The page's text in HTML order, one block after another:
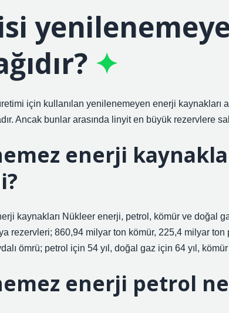
için kullanılan yenilenemeyen enerji kaynakları
Ancak bunlar arasında linyit en büyük rezervlere
enerji
kaynakları Nükleer enerji, petrol, kömür ve doğal
rezervleri; 860,94 milyar ton kömür, 225,4 milyar ton
ömrü; petrol için 54 yıl, doğal gaz için 64 yıl, kömür
enerji petrol